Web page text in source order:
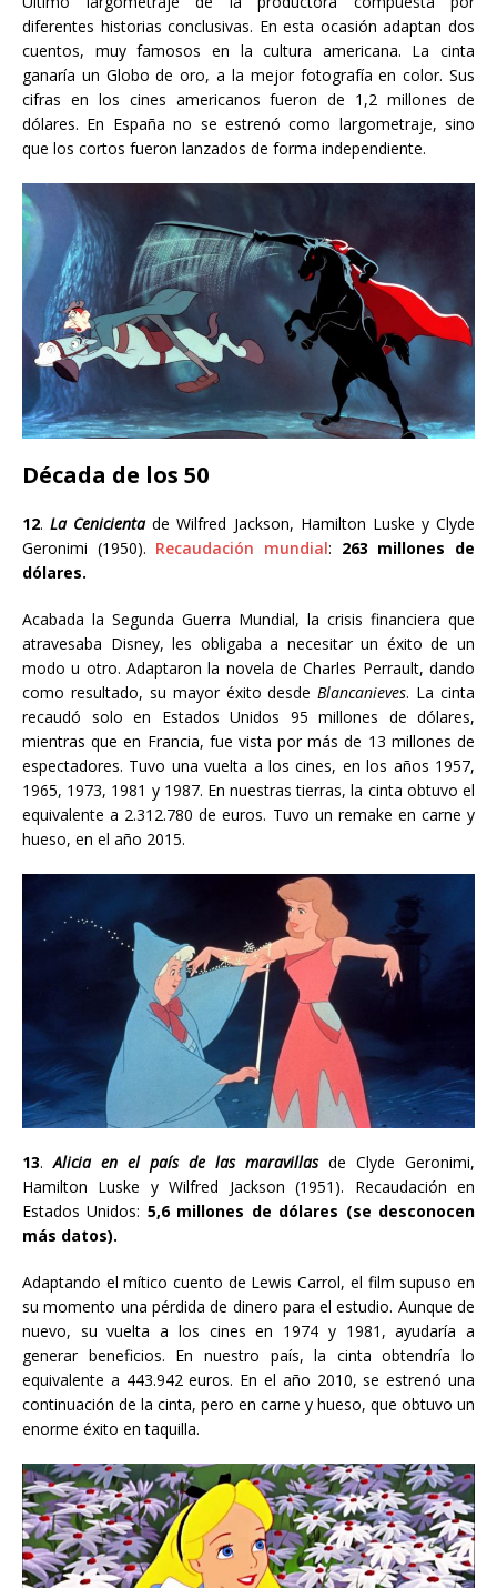
diferentes historias conclusivas. En esta ocasión adaptan dos
cuentos, muy famosos en la cultura americana. La cinta
ganaría un Globo de oro, a la mejor fotografía en color. Sus
cifras en los cines americanos fueron de 1,2 millones de
dólares. En España no se estrenó como largometraje, sino
que los cortos fueron lanzados de forma independiente.
Década de los 50
12.La Cenicientade Wilfred Jackson, Hamilton Luske y Clyde
Geronimi (1950). Recaudación mundial: 263 millones de
dólares.
Acabada la Segunda Guerra Mundial, la crisis financiera que
atravesaba Disney, les obligaba a necesitar un éxito de un
modo u otro. Adaptaron la novela de Charles Perrault, dando
como resultado, su mayor éxito desde Blancanieves. La cinta
recaudó solo en Estados Unidos 95 millones de dólares,
mientras que en Francia, fue vista por más de 13 millones de
espectadores. Tuvo una vuelta a los cines, en los años 1957,
1965, 1973, 1981 y 1987. En nuestras tierras, la cinta obtuvo el
equivalente a 2.312.780 de euros. Tuvo un remake en carne y
hueso, en el año 2015.
13.Alicia en el país de las maravillasde Clyde Geronimi,
Hamilton Luske y Wilfred Jackson(1951). Recaudación en
Estados Unidos: 5,6 millones de dólares (se desconocen
más datos).
Adaptando el mítico cuento de Lewis Carrol, el film supuso en
su momento una pérdida de dinero para el estudio. Aunque de
nuevo, su vuelta a los cines en 1974 y 1981, ayudaría a
generar beneficios. En nuestro país, la cinta obtendría lo
equivalente a 443.942 euros. En el año 2010, se estrenó una
continuación de la cinta, pero en carne y hueso, que obtuvo un
enorme éxito en taquilla.